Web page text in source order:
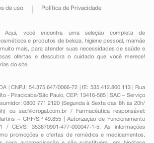
de uso Política de Privacidade
Aqui, você encontra uma seleção completa de
e produtos de beleza, higiene pessoal ,mamãe
mais, para atender suas necessidades de saúde e
ofertas e descubra o cuidado que você merece!
do site.
| CNPJ: 54.375.647/0066-72 | IE: 535.412.860.113 | Rua
- Piracicaba/São Paulo, CEP: 13416-585 | SAC – Serviço
0800 771 2120 (Segunda à Sexta das 8h às 20h/
ou sac@drogal.com.br/ Farmacêutica responsável:
– CRF/SP 49.855 | Autorização de Funcionamento
/ CEVS: 353870901-477-000047-1-5. As informações
promoções e ofertas de remédios e medicamentos,